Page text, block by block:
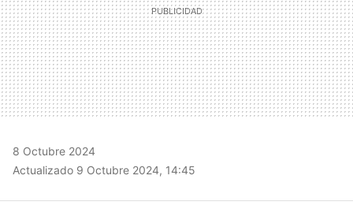
8 Octubre 2024
Actualizado 9 Octubre 2024, 14:45